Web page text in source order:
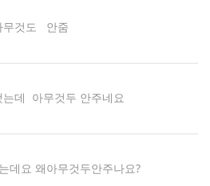
무것도 안줌
데 아무것두 안주네요
데요 왜아무것두안주나요?